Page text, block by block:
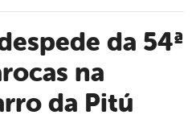
na
da Pitú